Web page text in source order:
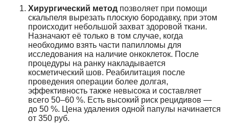
Хирургический метод позволяет при помощи
скальпеля вырезать плоскую бородавку, при этом
происходит небольшой захват здоровой ткани.
Назначают её только в том случае, когда
необходимо взять части папилломы для
исследования на наличие онкоклеток. После
процедуры на ранку накладывается
косметический шов. Реабилитация после
проведения операции более долгая,
эффективность также невысока и составляет
всего 50–60 %. Есть высокий риск рецидивов —
до 50 %. Цена удаления одной папулы начинается
от 350 руб.